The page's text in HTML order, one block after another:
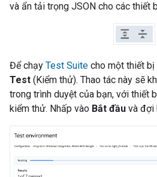
và ẩn tải trọng JSON cho các thiết
Để chạy Test Suite cho một thiết bị
Test (Kiểm thử). Thao tác này sẽ
trong trình duyệt của bạn, với thiết
kiểm thử. Nhấp vào Bắt đầu và đợi